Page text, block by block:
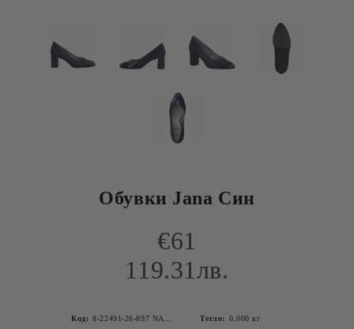
Обувки Jana Син
€61
119.31лв.
Код: Тегло: 0.000 кг